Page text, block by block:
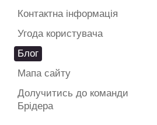
Контактна інформація
Угода користувача
Блог
Мапа сайту
Долучитись до команди
Брідера